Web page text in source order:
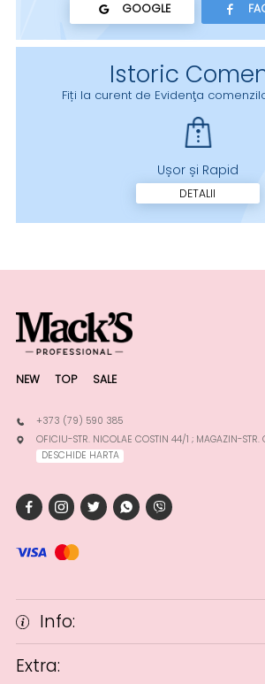
GOOGLE
Istoric
Fiți la curent de Evidenţa
Ușor și Rapid
DETALII
NEW TOP SALE
+373 (79) 590 385
OFICIU-STR. NICOLAE COSTIN 44/1 ; MAGAZIN-STR.
DESCHIDE HARTA
Info:
Extra: